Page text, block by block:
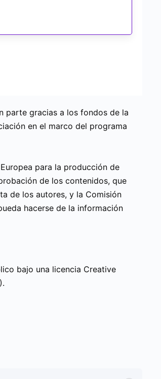
parte gracias a los fondos de la
en el marco del programa
para la producción de
de los contenidos, que
de los autores, y la Comisión
hacerse de la información
bajo una licencia Creative